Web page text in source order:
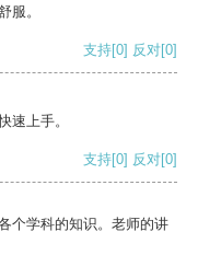
服。
支持[0] 反对[0]
速上手。
支持[0] 反对[0]
个学科的知识。老师的讲